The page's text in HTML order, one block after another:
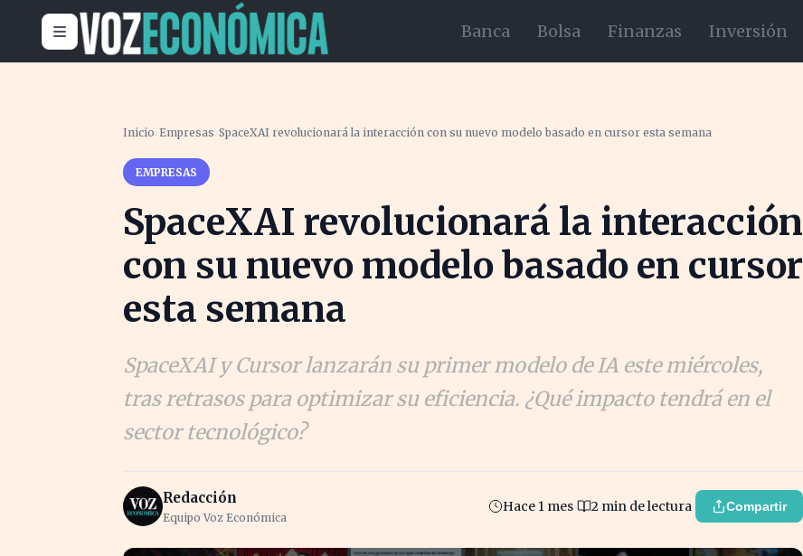
Banca Bolsa Finanzas Inversión
Inicio ›Empresas ›SpaceXAI revolucionará la interacción con su nuevo modelo basado en cursor esta semana
EMPRESAS
SpaceXAI revolucionará la interacción
con su nuevo modelo basado en cursor
esta semana
SpaceXAI y Cursor lanzarán su primer modelo de IA este miércoles,
tras retrasos para optimizar su eficiencia. ¿Qué impacto tendrá en el
sector tecnológico?
Redacción
Equipo Voz Económica
Hace 1 mes 2 min de lectura Compartir